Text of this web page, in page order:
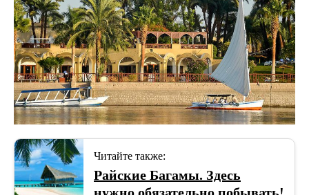
Читайте также:
Райские Багамы. Здесь